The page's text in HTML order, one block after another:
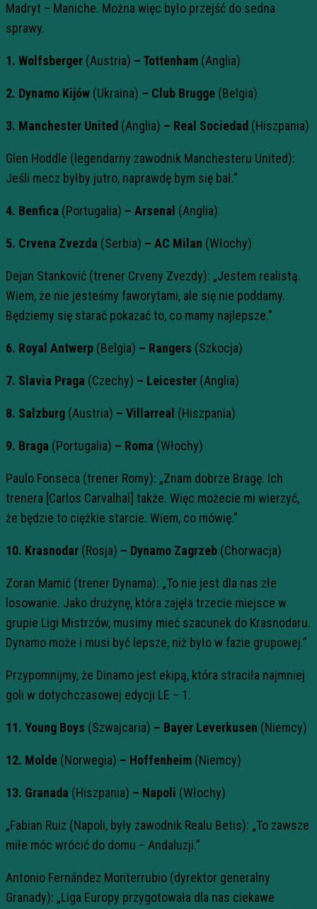
Madryt – Maniche. Można więc było przejść do sedna
sprawy.
1. Wolfsberger (Austria) – Tottenham (Anglia)
2. Dynamo Kijów (Ukraina) – Club Brugge (Belgia)
3. Manchester United (Anglia) – Real Sociedad (Hiszpania)
Glen Hoddle (legendarny zawodnik Manchesteru United):
Jeśli mecz byłby jutro, naprawdę bym się bał.”
4. Benfica (Portugalia) – Arsenal (Anglia)
5. Crvena Zvezda (Serbia) – AC Milan (Włochy)
Dejan Stanković (trener Crveny Zvezdy): „Jestem realistą.
Wiem, że nie jesteśmy faworytami, ale się nie poddamy.
Będziemy się starać pokazać to, co mamy najlepsze.”
6. Royal Antwerp (Belgia) – Rangers (Szkocja)
7. Slavia Praga (Czechy) – Leicester (Anglia)
8. Salzburg (Austria) – Villarreal (Hiszpania)
9. Braga (Portugalia) – Roma (Włochy)
Paulo Fonseca (trener Romy): „Znam dobrze Bragę. Ich
trenera [Carlos Carvalhal] także. Więc możecie mi wierzyć,
że będzie to ciężkie starcie. Wiem, co mówię.”
10. Krasnodar (Rosja) – Dynamo Zagrzeb (Chorwacja)
Zoran Mamić (trener Dynama): „To nie jest dla nas złe
losowanie. Jako drużynę, która zajęła trzecie miejsce w
grupie Ligi Mistrzów, musimy mieć szacunek do Krasnodaru.
Dynamo może i musi być lepsze, niż było w fazie grupowej.”
Przypomnijmy, że Dinamo jest ekipą, która straciła najmniej
goli w dotychczasowej edycji LE – 1.
11. Young Boys (Szwajcaria) – Bayer Leverkusen (Niemcy)
12. Molde (Norwegia) – Hoffenheim (Niemcy)
13. Granada (Hiszpania) – Napoli (Włochy)
„Fabian Ruiz (Napoli, były zawodnik Realu Betis): „To zawsze
miłe móc wrócić do domu – Andaluzji.”
Antonio Fernández Monterrubio (dyrektor generalny
Granady): „Liga Europy przygotowała dla nas ciekawe